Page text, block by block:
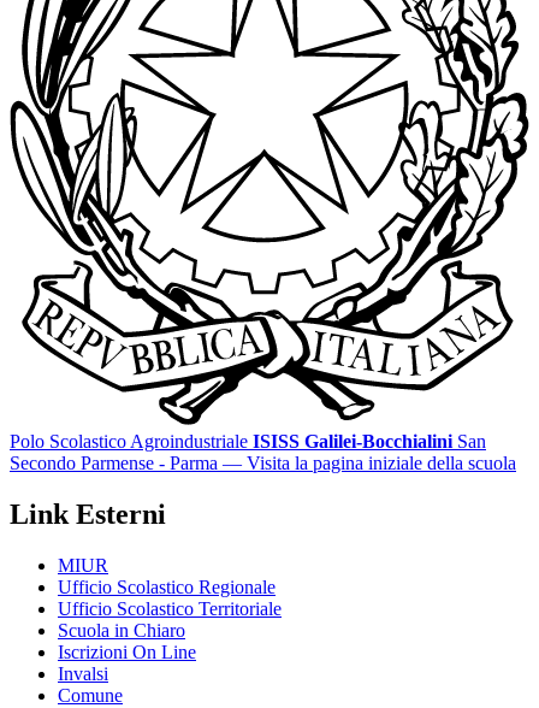
Polo Scolastico Agroindustriale ISISS Galilei-Bocchialini San
Secondo Parmense - Parma — Visita la pagina iniziale della scuola
Link Esterni
MIUR
Ufficio Scolastico Regionale
Ufficio Scolastico Territoriale
Scuola in Chiaro
Iscrizioni On Line
Invalsi
Comune